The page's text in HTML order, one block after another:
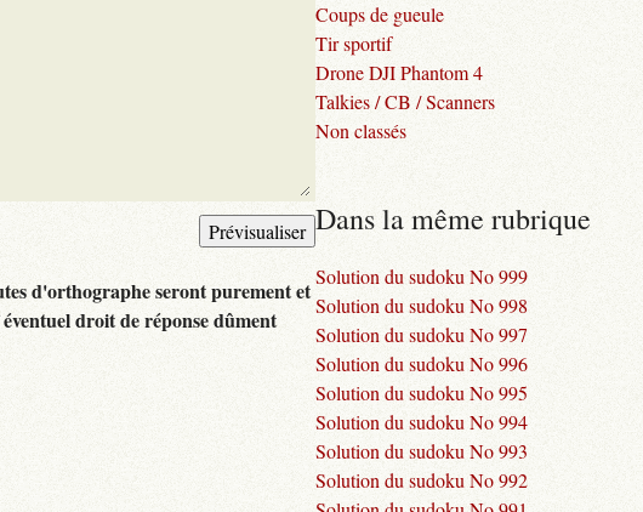
d'orthographe seront purement et
droit de réponse dûment
Coups de gueule
Tir sportif
Drone DJI Phantom 4
Talkies / CB / Scanners
Non classés
Dans la même rubrique
Solution du sudoku No 999
Solution du sudoku No 998
Solution du sudoku No 997
Solution du sudoku No 996
Solution du sudoku No 995
Solution du sudoku No 994
Solution du sudoku No 993
Solution du sudoku No 992